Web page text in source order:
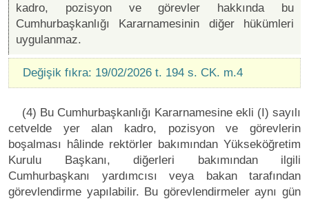
kadro, pozisyon ve görevler hakkında bu
Cumhurbaşkanlığı Kararnamesinin diğer hükümleri
uygulanmaz.
Değişik fıkra: 19/02/2026 t. 194 s. CK. m.4
(4) Bu Cumhurbaşkanlığı Kararnamesine ekli (I) sayılı
cetvelde yer alan kadro, pozisyon ve görevlerin
boşalması hâlinde rektörler bakımından Yükseköğretim
Kurulu Başkanı, diğerleri bakımından ilgili
Cumhurbaşkanı yardımcısı veya bakan tarafından
görevlendirme yapılabilir. Bu görevlendirmeler aynı gün